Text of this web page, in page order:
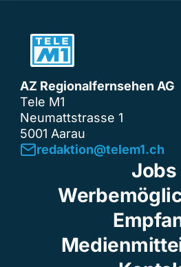
AZ Regionalfernsehen AG
Tele M1
Neumattstrasse 1
5001 Aarau
redaktion@telem1.ch
Jobs